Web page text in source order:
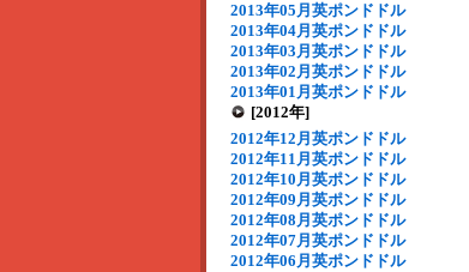
2013年05月英ポンドドル
2013年04月英ポンドドル
2013年03月英ポンドドル
2013年02月英ポンドドル
2013年01月英ポンドドル
[2012年]
2012年12月英ポンドドル
2012年11月英ポンドドル
2012年10月英ポンドドル
2012年09月英ポンドドル
2012年08月英ポンドドル
2012年07月英ポンドドル
2012年06月英ポンドドル